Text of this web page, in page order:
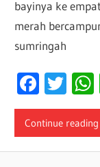
bayinya ke
merah
sumringah
Continue reading